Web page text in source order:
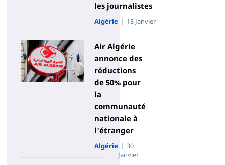
les journalistes
Algérie 18 Janvier
Air Algérie
annonce des
réductions
de 50% pour
la
communauté
nationale à
l'étranger
Algérie
30
Janvier